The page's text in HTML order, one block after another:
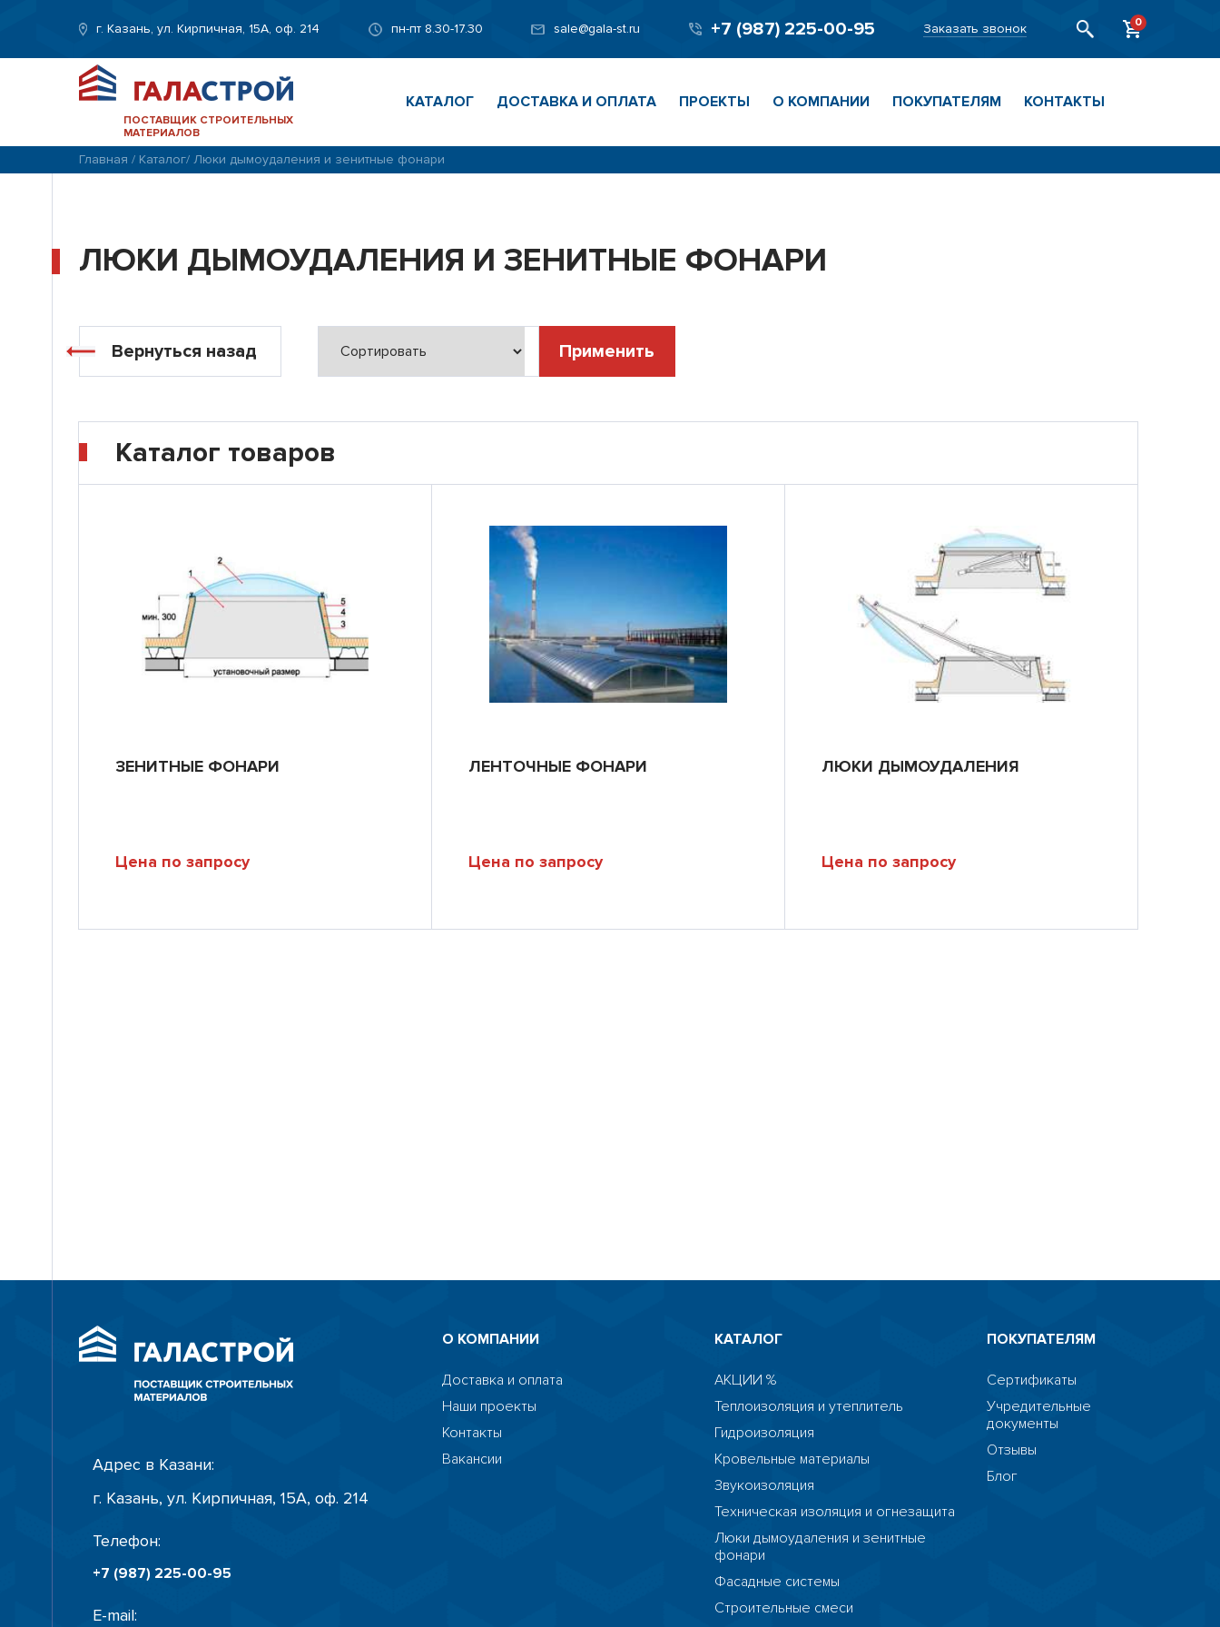
г. Казань, ул. Кирпичная, 15А, оф. 214 пн-пт 8.30-17.30 sale@gala-st.ru +7 (987) 225-00-95 Заказать звонок 0
ПОСТАВЩИК СТРОИТЕЛЬНЫХ
МАТЕРИАЛОВ
КАТАЛОГ ДОСТАВКА И ОПЛАТА ПРОЕКТЫ О КОМПАНИИ ПОКУПАТЕЛЯМ КОНТАКТЫ
Главная / Каталог/ Люки дымоудаления и зенитные фонари
ЛЮКИ ДЫМОУДАЛЕНИЯ И ЗЕНИТНЫЕ ФОНАРИ
Вернуться назад
Каталог товаров
ЗЕНИТНЫЕ ФОНАРИ
Цена по запросу
ЛЕНТОЧНЫЕ ФОНАРИ
Цена по запросу
ЛЮКИ ДЫМОУДАЛЕНИЯ
Цена по запросу
Адрес в Казани:
г. Казань, ул. Кирпичная, 15А, оф. 214
Телефон:
+7 (987) 225-00-95
E-mail:
О КОМПАНИИ
Доставка и оплата
Наши проекты
Контакты
Вакансии
КАТАЛОГ
АКЦИИ %
Теплоизоляция и утеплитель
Гидроизоляция
Кровельные материалы
Звукоизоляция
Техническая изоляция и огнезащита
Люки дымоудаления и зенитные
фонари
Фасадные системы
Строительные смеси
ПОКУПАТЕЛЯМ
Сертификаты
Учредительные
документы
Отзывы
Блог